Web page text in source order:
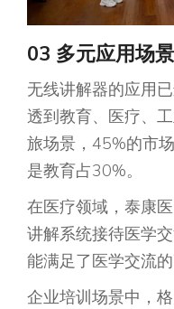
03 多元应用场
无线讲解器的应用
透到教育、医疗、
旅场景，45%的市
是教育占30%。
在医疗领域，泰康
讲解系统接待医学
能满足了医学交流的
企业培训场景中，